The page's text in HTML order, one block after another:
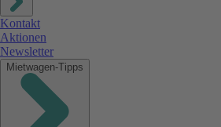
Kontakt
Aktionen
Newsletter
Mietwagen-Tipps